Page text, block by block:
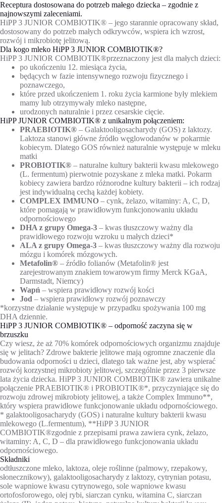
Receptura dostosowana do potrzeb małego dziecka – zgodnie z
najnowszymi zaleceniami.
HiPP 3 JUNIOR COMBIOTIK® – jego starannie opracowany skład,
dostosowany do potrzeb małych odkrywców, wspiera ich wzrost,
rozwój i mikrobiotę jelitową.
Dla kogo mleko HiPP 3 JUNIOR COMBIOTIK®?
HiPP 3 JUNIOR COMBIOTIK®przeznaczony jest dla małych dzieci:
po ukończeniu 12. miesiąca życia,
będących w fazie intensywnego rozwoju fizycznego i
poznawczego,
które przed ukończeniem 1. roku życia karmione były mlekiem
mamy lub otrzymywały mleko następne,
urodzonych naturalnie i przez cesarskie cięcie.
HiPP JUNIOR COMBIOTIK® z unikalnym połączeniem:
PRAEBIOTIK® – Galaktooligosacharydy (GOS) z laktozy.
Laktoza stanowi główne źródło węglowodanów w pokarmie
kobiecym. Dlatego GOS również naturalnie występuje w mleku
matki
PROBIOTIK® – naturalne kultury bakterii kwasu mlekowego
(L. fermentum) pierwotnie pozyskane z mleka matki. Pokarm
kobiecy zawiera bardzo różnorodne kultury bakterii – ich rodzaj
jest indywidualną cechą każdej kobiety.
COMPLEX IMMUNO – cynk, żelazo, witaminy: A, C, D,
które pomagają w prawidłowym funkcjonowaniu układu
odpornościowego
DHA z grupy Omega-3 – kwas tłuszczowy ważny dla
prawidłowego rozwoju wzroku u małych dzieci*
ALA z grupy Omega-3 – kwas tłuszczowy ważny dla rozwoju
mózgu i komórek mózgowych.
Metafolin® – źródło folianów (Metafolin® jest
zarejestrowanym znakiem towarowym firmy Merck KGaA,
Darmstadt, Niemcy)
Wapń – wspiera prawidłowy rozwój kości
Jod – wspiera prawidłowy rozwój poznawczy
*korzystne działanie występuje w przypadku spożywania 100 mg
DHA dziennie.
HiPP 3 JUNIOR COMBIOTIK® – odporność zaczyna się w
brzuszku
Czy wiesz, że aż 70% komórek odpornościowych organizmu znajduje
się w jelitach? Zdrowe bakterie jelitowe mają ogromne znaczenie dla
budowania odporności u dzieci, dlatego tak ważne jest, aby wspierać
rozwój korzystnej mikrobioty jelitowej, szczególnie przez 3 pierwsze
lata życia dziecka. HiPP 3 JUNIOR COMBIOTIK® zawiera unikalne
połączenie PRAEBIOTIK® i PROBIOTIK®*, przyczyniające się do
rozwoju zdrowej mikrobioty jelitowej, a także Complex Immuno**,
który wspiera prawidłowe funkcjonowanie układu odpornościowego.
* galaktooligosacharydy (GOS) i naturalne kultury bakterii kwasu
mlekowego (L.fermentum), **HiPP 3 JUNIOR
COMBIOTIK®zgodnie z przepisami prawa zawiera cynk, żelazo,
witaminy: A, C, D – dla prawidłowego funkcjonowania układu
odpornościowego.
Składniki
odtłuszczone mleko, laktoza, oleje roślinne (palmowy, rzepakowy,
słonecznikowy), galaktooligosacharydy z laktozy, cytrynian potasu,
sole wapniowe kwasu cytrynowego, sole wapniowe kwasu
ortofosforowego, olej rybi, siarczan cynku, witamina C, siarczan